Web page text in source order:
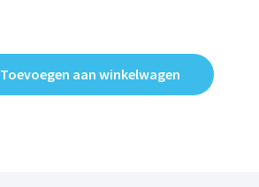
Toevoegen aan winkelwagen